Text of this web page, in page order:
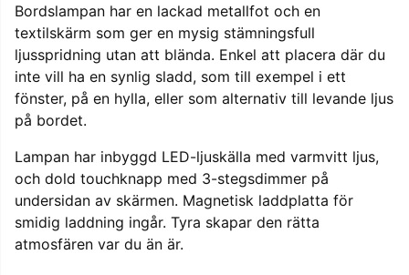
Bordslampan har en lackad metallfot och en
textilskärm som ger en mysig stämningsfull
ljusspridning utan att blända. Enkel att placera där du
inte vill ha en synlig sladd, som till exempel i ett
fönster, på en hylla, eller som alternativ till levande ljus
på bordet.
Lampan har inbyggd LED-ljuskälla med varmvitt ljus,
och dold touchknapp med 3-stegsdimmer på
undersidan av skärmen. Magnetisk laddplatta för
smidig laddning ingår. Tyra skapar den rätta
atmosfären var du än är.